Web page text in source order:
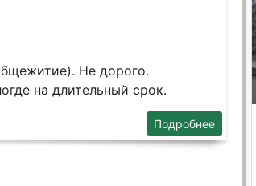
Не дорого.
на длительный срок.
Подробнее